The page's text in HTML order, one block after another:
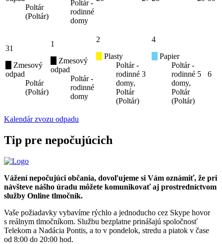
Poltár
(Poltár)
Poltár -
rodinné
domy
31
Zmesový
odpad
Poltár
(Poltár)
1
Zmesový
odpad
Poltár -
rodinné
domy
2
Plasty
Poltár -
rodinné
domy,
Poltár
(Poltár)
3
4
Papier
Poltár -
rodinné
domy,
Poltár
(Poltár)
5 6
Kalendár zvozu odpadu
Tip pre nepočujúcich
Vážení nepočujúci občania, dovoľujeme si Vám oznámiť, že pri
návšteve nášho úradu môžete komunikovať aj prostredníctvom
služby Online tlmočník.
Vaše požiadavky vybavíme rýchlo a jednoducho cez Skype hovor
s reálnym tlmočníkom. Službu bezplatne prinášajú spoločnosť
Telekom a Nadácia Pontis, a to v pondelok, stredu a piatok v čase
od 8:00 do 20:00 hod.